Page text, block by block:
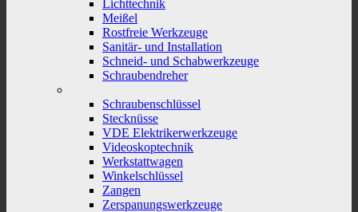
Lichttechnik
Meißel
Rostfreie Werkzeuge
Sanitär- und Installation
Schneid- und Schabwerkzeuge
Schraubendreher
Schraubenschlüssel
Stecknüsse
VDE Elektrikerwerkzeuge
Videoskoptechnik
Werkstattwagen
Winkelschlüssel
Zangen
Zerspanungswerkzeuge